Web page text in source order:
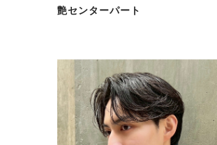
艶センターパート